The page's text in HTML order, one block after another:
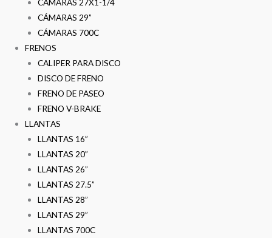
CÁMARAS 27X1-1/4
CÁMARAS 29”
CÁMARAS 700C
FRENOS
CALIPER PARA DISCO
DISCO DE FRENO
FRENO DE PASEO
FRENO V-BRAKE
LLANTAS
LLANTAS 16”
LLANTAS 20”
LLANTAS 26”
LLANTAS 27.5”
LLANTAS 28”
LLANTAS 29”
LLANTAS 700C